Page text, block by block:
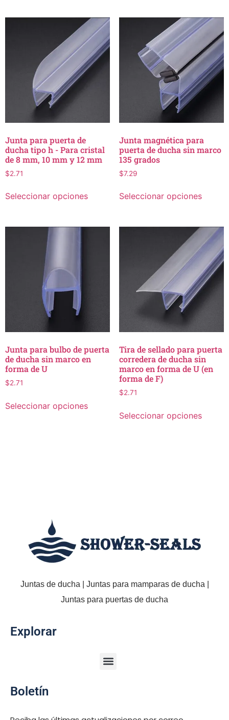
Junta para puerta de
ducha tipo h - Para cristal
de 8 mm, 10 mm y 12 mm
$2.71
Seleccionar opciones
Junta magnética para
puerta de ducha sin marco
135 grados
$7.29
Seleccionar opciones
Junta para bulbo de puerta
de ducha sin marco en
forma de U
$2.71
Seleccionar opciones
Tira de sellado para puerta
corredera de ducha sin
marco en forma de U (en
forma de F)
$2.71
Seleccionar opciones
Juntas de ducha | Juntas para mamparas de ducha |
Juntas para puertas de ducha
Explorar
Boletín